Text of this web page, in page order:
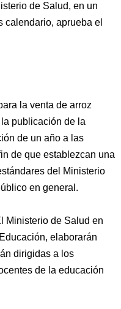
de Salud, en un
calendario, aprueba el
la venta de arroz
publicación de la
de un año a las
de que establezcan una
del Ministerio
en general.
Ministerio de Salud en
elaborarán
dirigidas a los
de la educación